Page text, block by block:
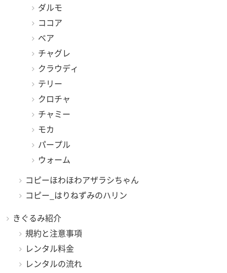
ダルモ
ココア
ベア
チャグレ
クラウディ
テリー
クロチャ
チャミー
モカ
パープル
ウォーム
コピーほわほわアザラシちゃん
コピー_はりねずみのハリン
きぐるみ紹介
規約と注意事項
レンタル料金
レンタルの流れ